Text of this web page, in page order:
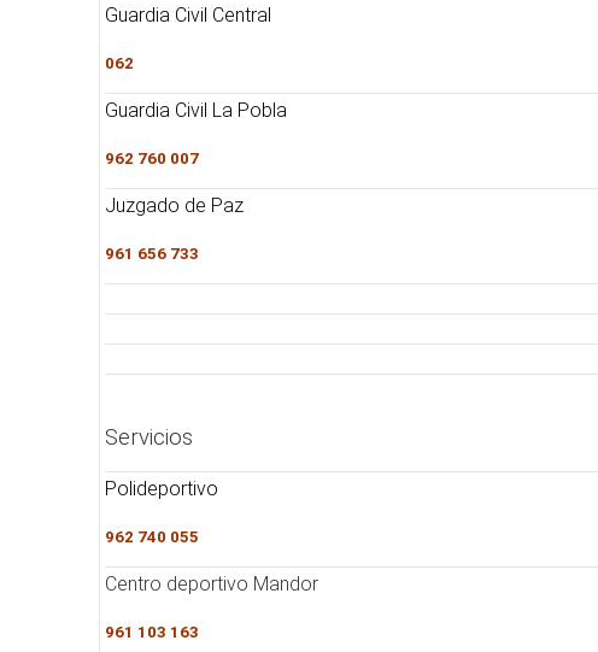
Guardia Civil Central
062
Guardia Civil La Pobla
962 760 007
Juzgado de Paz
961 656 733
Servicios
Polideportivo
962 740 055
Centro deportivo Mandor
961 103 163